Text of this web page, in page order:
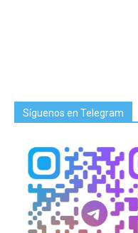
Síguenos en Telegram